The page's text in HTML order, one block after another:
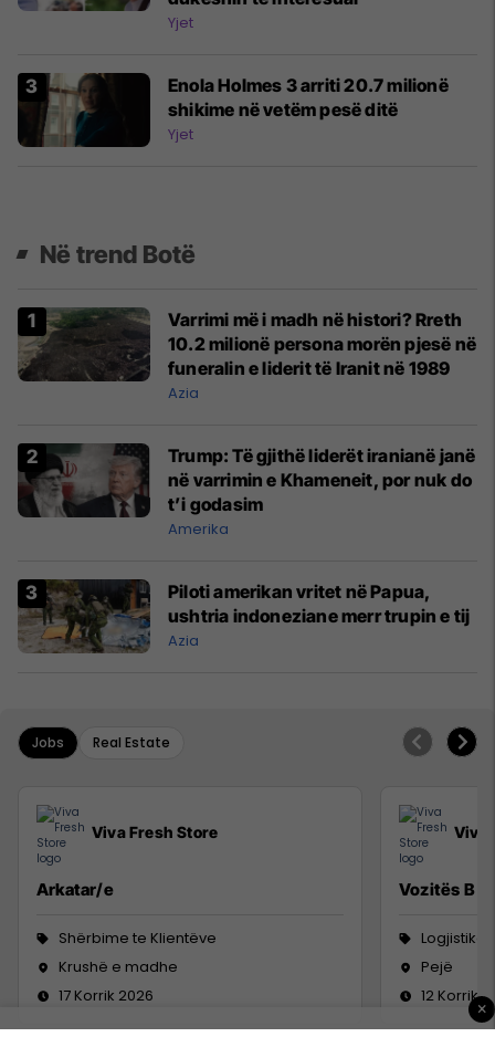
Yjet
Enola Holmes 3 arriti 20.7 milionë
shikime në vetëm pesë ditë
Yjet
Në trend Botë
Varrimi më i madh në histori? Rreth
10.2 milionë persona morën pjesë në
funeralin e liderit të Iranit në 1989
Azia
Trump: Të gjithë liderët iranianë janë
në varrimin e Khameneit, por nuk do
t’i godasim
Amerika
Piloti amerikan vritet në Papua,
ushtria indoneziane merr trupin e tij
Azia
Jobs Real Estate
Viva Fresh Store
Arkatar/e
Shërbime te Klientëve
Krushë e madhe
17 Korrik 2026
Viva
Vozitës B
Logjistikë
Pejë
12 Korrik
×